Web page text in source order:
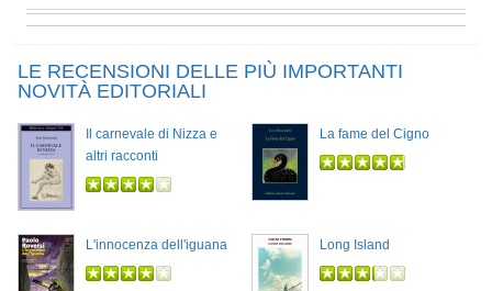
LE RECENSIONI DELLE PIÙ IMPORTANTI
NOVITÀ EDITORIALI
Il carnevale di Nizza e
altri racconti
La fame del Cigno
L'innocenza dell'iguana Long Island